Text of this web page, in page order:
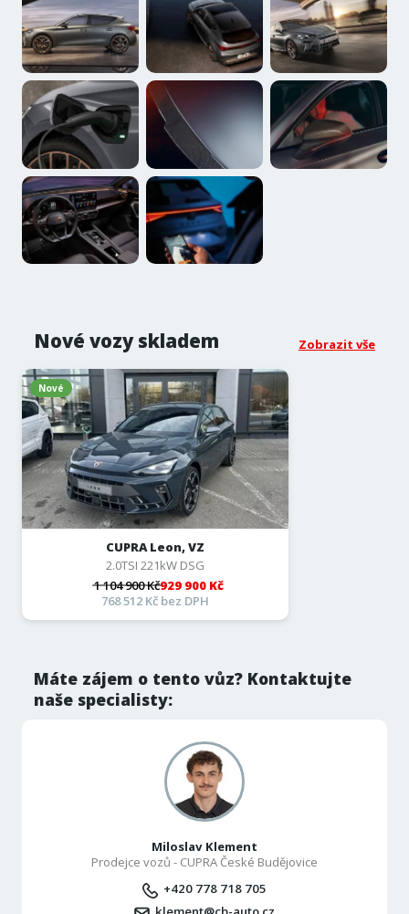
Nové vozy skladem Zobrazit vše
Nové
CUPRA Leon, VZ
2.0TSI 221kW DSG
1 104 900 Kč929 900 Kč
768 512 Kč bez DPH
Máte zájem o tento vůz? Kontaktujte
naše specialisty:
Miloslav Klement
Prodejce vozů - CUPRA České Budějovice
+420 778 718 705